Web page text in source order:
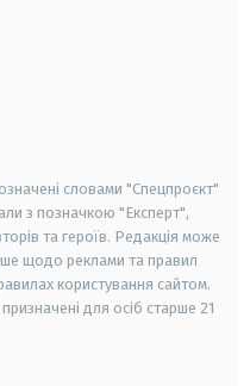
словами "Спецпроєкт"
з позначкою "Експерт",
та героїв. Редакція може
щодо реклами та правил
користування сайтом.
для осіб старше 21